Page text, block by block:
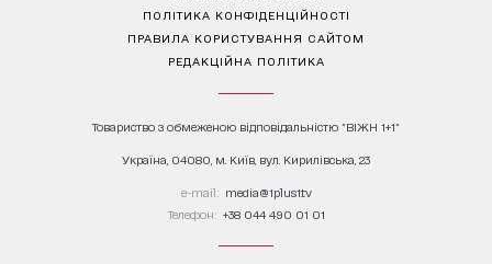
ПОЛІТИКА КОНФІДЕНЦІЙНОСТІ
ПРАВИЛА КОРИСТУВАННЯ САЙТОМ
РЕДАКЦІЙНА ПОЛІТИКА
Товариство з обмеженою відповідальністю "ВІЖН 1+1"
Україна, 04080, м. Київ, вул. Кирилівська, 23
е-mail: media@1plus1.tv
Телефон: +38 044 490 01 01